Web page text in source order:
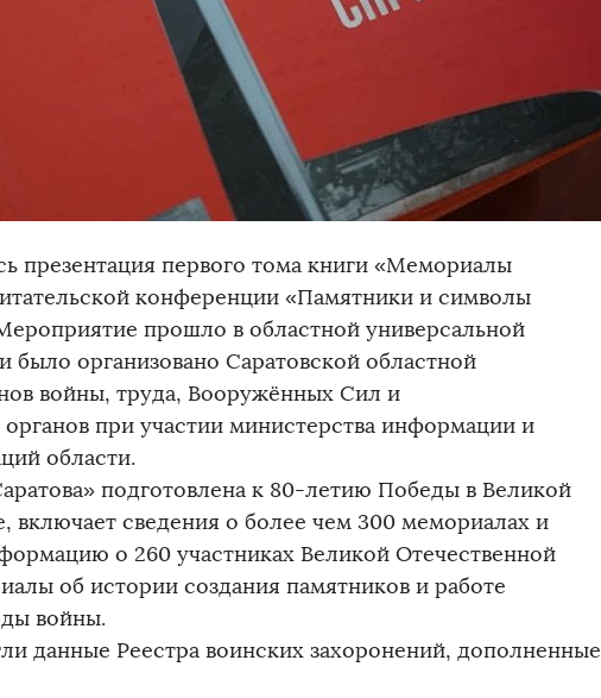
презентация первого тома книги «Мемориалы
конференции «Памятники и символы
прошло в областной универсальной
было организовано Саратовской областной
войны, труда, Вооружённых Сил и
при участии министерства информации и
области.
подготовлена к 80-летию Победы в Великой
включает сведения о более чем 300 мемориалах и
о 260 участниках Великой Отечественной
об истории создания памятников и работе
войны.
данные Реестра воинских захоронений, дополненные